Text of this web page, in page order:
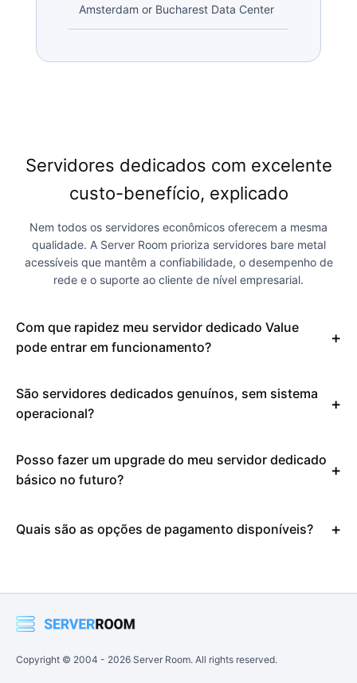
Amsterdam or Bucharest Data Center
Servidores dedicados com excelente
custo-benefício, explicado
Nem todos os servidores econômicos oferecem a mesma
qualidade. A Server Room prioriza servidores bare metal
acessíveis que mantêm a confiabilidade, o desempenho de
rede e o suporte ao cliente de nível empresarial.
Com que rapidez meu servidor dedicado Value
pode entrar em funcionamento?
São servidores dedicados genuínos, sem sistema
operacional?
Posso fazer um upgrade do meu servidor dedicado
básico no futuro?
Quais são as opções de pagamento disponíveis?
Copyright © 2004 - 2026 Server Room. All rights reserved.